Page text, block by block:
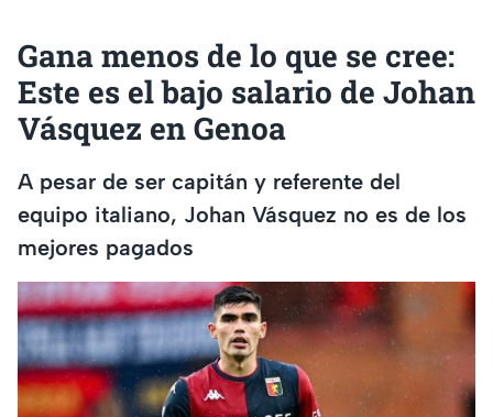
Gana menos de lo que se cree:
Este es el bajo salario de Johan
Vásquez en Genoa
A pesar de ser capitán y referente del
equipo italiano, Johan Vásquez no es de los
mejores pagados